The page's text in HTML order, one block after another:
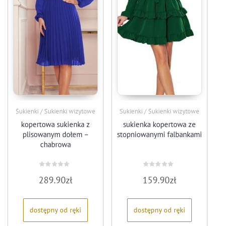
Sukienki / Sukienki wizytowe
kopertowa sukienka z
plisowanym dołem –
chabrowa
0
na
289.90zł
dostępny od ręki
Sukienki / Sukienki wizytowe
sukienka kopertowa ze
stopniowanymi falbankami
0
na
159.90zł
dostępny od ręki